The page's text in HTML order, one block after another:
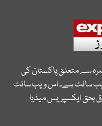
سے متعلق پاکستان کی
سائٹ ہے۔ اس ویب سائٹ
بحق ایکسپریس میڈیا